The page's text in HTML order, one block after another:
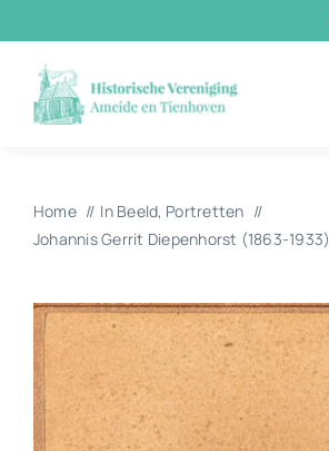
naar
inhoud
Home In Beeld Portretten
Johannis Gerrit Diepenhorst (1863-1933)